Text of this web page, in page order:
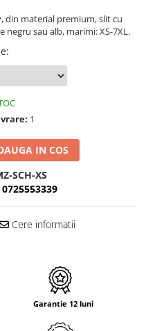
din material premium, slit cu
sau alb, marimi: XS-7XL.
:
1
IN COS
SCH-XS
0725553339
Cere informatii
Garantie 12 luni